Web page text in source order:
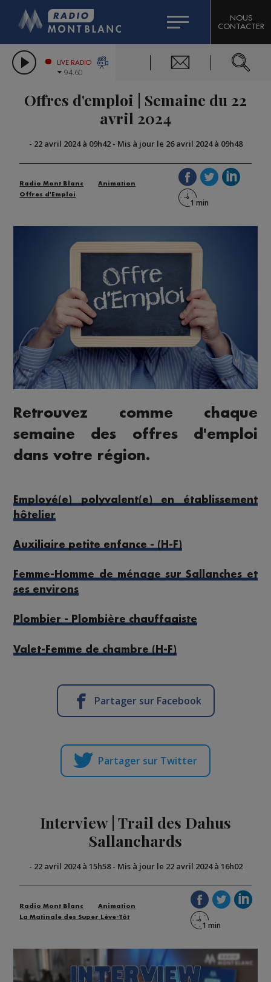
LES CHRONIQUES DE L'EXPERT
CITIZEN MACHINERY
GRAND MASSIF DOMAINES SKIABLES
BIGARD
COMPAGNIE DU MONT-BLANC
NOUS
CONTACTER
LIVE RADIO
94.60
Offres d'emploi | Semaine du 22
avril 2024
- 22 avril 2024 à 09h42- Mis à jour le 26 avril 2024 à 09h48
Radio Mont Blanc
Animation
Offres d'Emploi
Retrouvez comme chaque
semaine des offres d'emploi
dans votre région.
Employé(e) polyvalent(e) en établissement
hôtelier
Auxiliaire petite enfance - (H-F)
Femme-Homme de ménage sur Sallanches et
ses environs
Plombier - Plombière chauffagiste
Valet-Femme de chambre (H-F)
Partager sur Facebook
Partager sur Twitter
Interview | Trail des Dahus
Sallanchards
- 22 avril 2024 à 15h58- Mis à jour le 22 avril 2024 à 16h02
Radio Mont Blanc
Animation
La Matinale des Super Lève-Tôt